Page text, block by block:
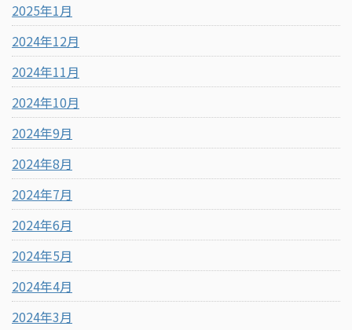
2025年1月
2024年12月
2024年11月
2024年10月
2024年9月
2024年8月
2024年7月
2024年6月
2024年5月
2024年4月
2024年3月